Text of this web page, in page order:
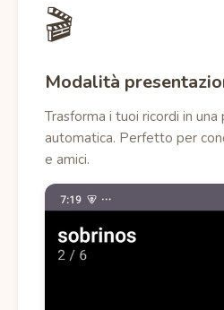
🎬
Modalità
Trasforma i tuoi ricordi in una
automatica. Perfetto per
e amici.